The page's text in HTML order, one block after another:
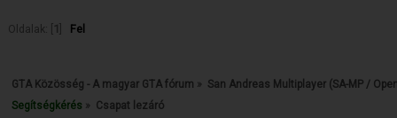
Oldalak: [ 1 Fel
GTA Közösség - A magyar GTA fórum » San Andreas Multiplayer (SA-MP /
Segítségkérés » Csapat lezáró